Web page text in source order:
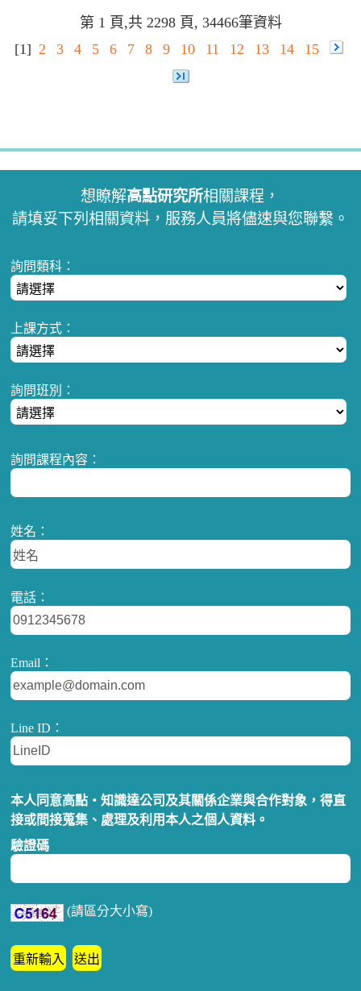
第 1 頁,共 2298 頁, 34466筆資料
[1] 2 3 4 5 6 7 8 9 10 11 12 13 14 15
想瞭解高點研究所相關課程，
請填妥下列相關資料，服務人員將儘速與您聯繫。
詢問類科：
上課方式：
詢問班別：
詢問課程內容：
姓名：
電話：
Email：
Line ID：
本人同意高點‧知識達公司及其關係企業與合作對象，得直
接或間接蒐集、處理及利用本人之個人資料。
驗證碼
(請區分大小寫)